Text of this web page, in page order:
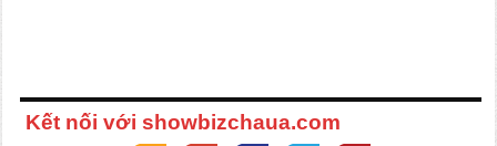
Kết nối với showbizchaua.com